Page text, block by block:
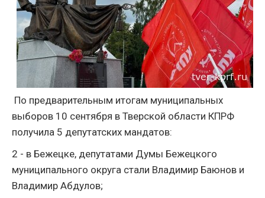
По предварительным итогам муниципальных
выборов 10 сентября в Тверской области КПРФ
получила 5 депутатских мандатов:
2 - в Бежецке, депутатами Думы Бежецкого
муниципального округа стали Владимир Баюнов и
Владимир Абдулов;